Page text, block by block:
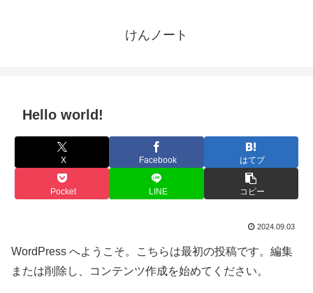
けんノート
Hello world!
X Facebook はてブ
Pocket LINE コピー
2024.09.03
WordPress へようこそ。こちらは最初の投稿です。編集
または削除し、コンテンツ作成を始めてください。